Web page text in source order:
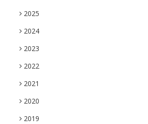
2025
2024
2023
2022
2021
2020
2019